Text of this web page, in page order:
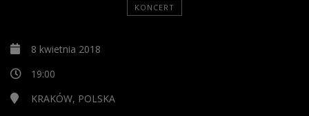
KONCERT
8 kwietnia 2018
19:00
KRAKÓW, POLSKA